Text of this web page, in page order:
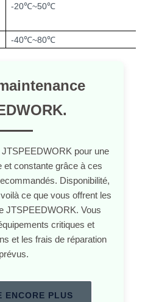
-20℃~50℃
-40℃~80℃
pour une
et constante grâce à ces
Disponibilité,
ce que vous offrent les
JTSPEEDWORK. Vous
critiques et
et les frais de réparation
ENCORE PLUS